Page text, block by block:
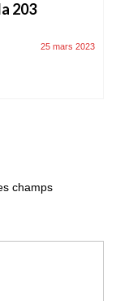
203
25 mars 2023
champs